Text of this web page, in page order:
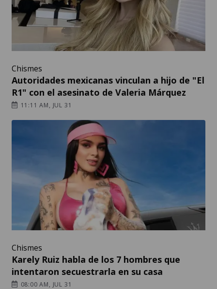
Chismes
Autoridades mexicanas vinculan a hijo de "El
R1" con el asesinato de Valeria Márquez
11:11 AM, JUL 31
Chismes
Karely Ruiz habla de los 7 hombres que
intentaron secuestrarla en su casa
08:00 AM, JUL 31